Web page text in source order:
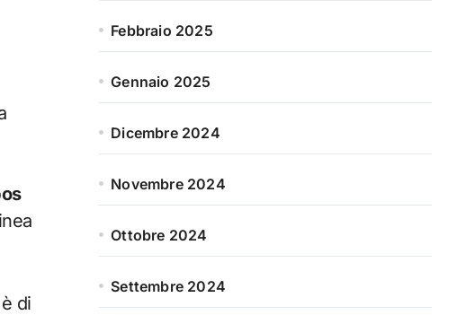
di
Febbraio 2025
Gennaio 2025
Dicembre 2024
Novembre 2024
Ottobre 2024
Settembre 2024